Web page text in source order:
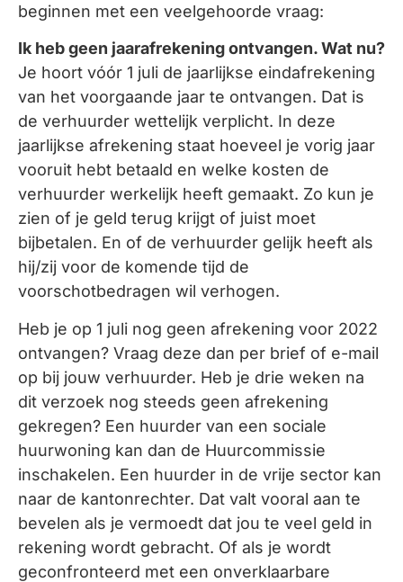
beginnen met een veelgehoorde vraag:
Ik heb geen jaarafrekening ontvangen. Wat nu?
Je hoort vóór 1 juli de jaarlijkse eindafrekening
van het voorgaande jaar te ontvangen. Dat is
de verhuurder wettelijk verplicht. In deze
jaarlijkse afrekening staat hoeveel je vorig jaar
vooruit hebt betaald en welke kosten de
verhuurder werkelijk heeft gemaakt. Zo kun je
zien of je geld terug krijgt of juist moet
bijbetalen. En of de verhuurder gelijk heeft als
hij/zij voor de komende tijd de
voorschotbedragen wil verhogen.
Heb je op 1 juli nog geen afrekening voor 2022
ontvangen? Vraag deze dan per brief of e-mail
op bij jouw verhuurder. Heb je drie weken na
dit verzoek nog steeds geen afrekening
gekregen? Een huurder van een sociale
huurwoning kan dan de Huurcommissie
inschakelen. Een huurder in de vrije sector kan
naar de kantonrechter. Dat valt vooral aan te
bevelen als je vermoedt dat jou te veel geld in
rekening wordt gebracht. Of als je wordt
geconfronteerd met een onverklaarbare